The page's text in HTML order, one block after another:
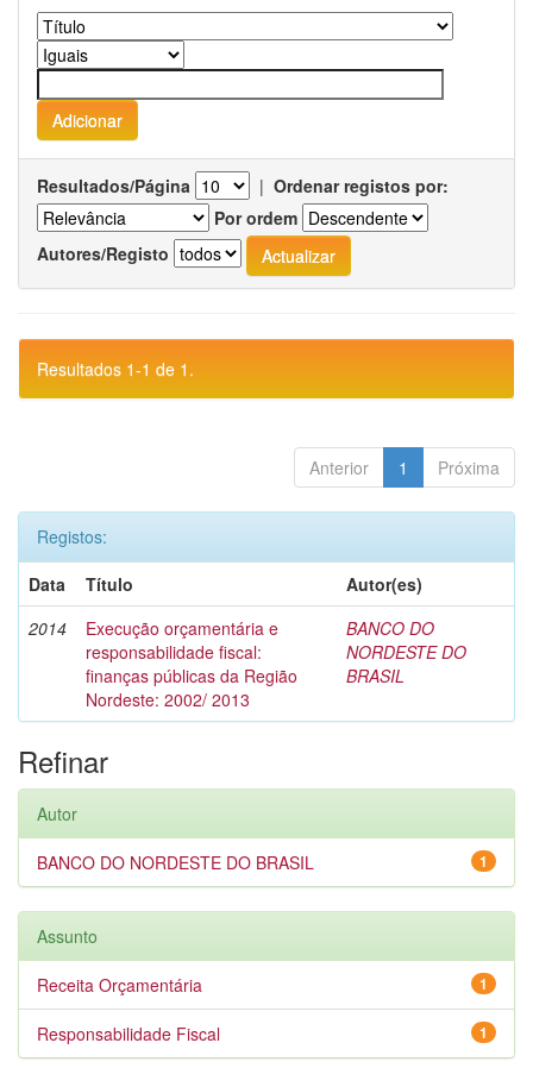
Resultados/Página | Ordenar registos por:
Por ordem
Autores/Registo
Resultados 1-1 de 1.
Anterior 1 Próxima
Registos:
Data
Título
Autor(es)
2014
Execução orçamentária e
responsabilidade fiscal:
finanças públicas da Região
Nordeste: 2002/ 2013
BANCO DO
NORDESTE DO
BRASIL
Refinar
Autor
1
BANCO DO NORDESTE DO BRASIL
Assunto
1
Receita Orçamentária
1
Responsabilidade Fiscal